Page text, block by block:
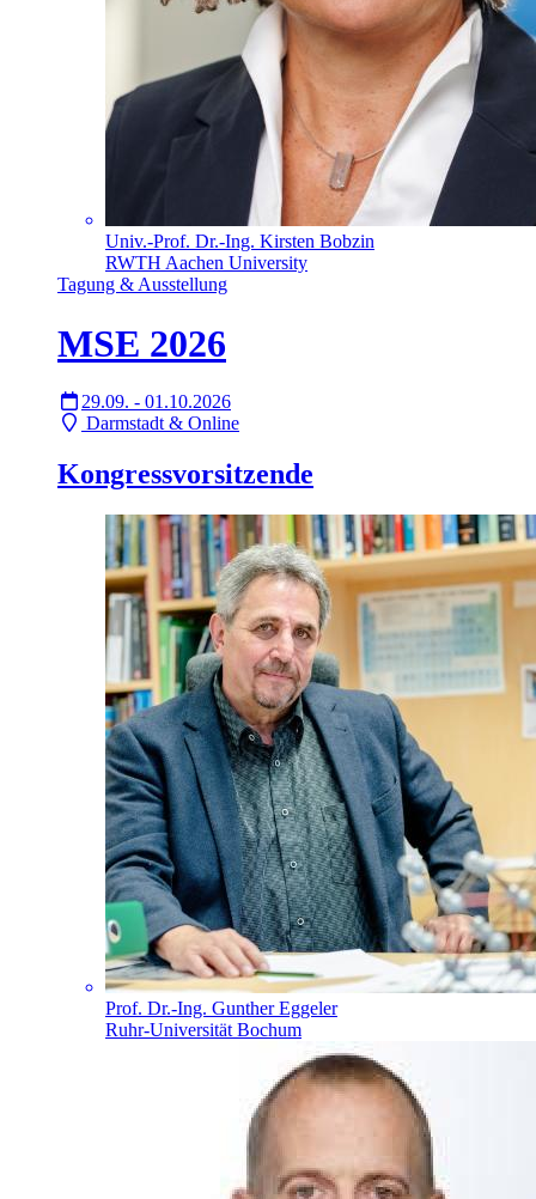
Univ.-Prof. Dr.-Ing. Kirsten Bobzin
RWTH Aachen University
Tagung & Ausstellung
MSE 2026
29.09. - 01.10.2026
Darmstadt & Online
Kongressvorsitzende
Prof. Dr.-Ing. Gunther Eggeler
Ruhr-Universität Bochum